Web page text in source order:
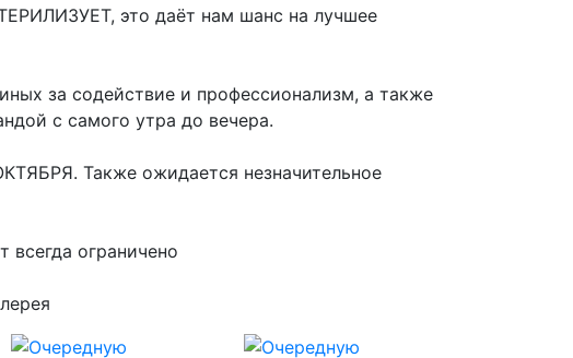
это даёт нам шанс на лучшее
за содействие и профессионализм, а также
с самого утра до вечера.
Также ожидается незначительное
всегда ограничено